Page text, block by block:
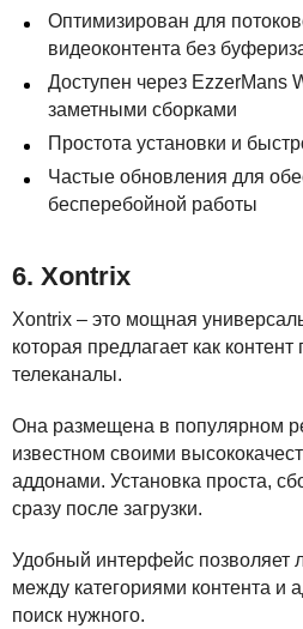
Оптимизирован для
видеоконтента без
Доступен через EzzerMans
заметными сборками
Простота установки и
Частые обновления для
бесперебойной работы
6. Xontrix
Xontrix – это мощная
которая предлагает как
телеканалы.
Она размещена в популярном
известном своими
аддонами. Установка проста,
сразу после загрузки.
Удобный интерфейс позволяет
между категориями контента и
поиск нужного.